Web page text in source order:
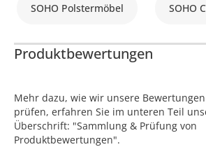
SOHO Polstermöbel SOHO
Produktbewertungen
Mehr dazu, wie wir unsere
prüfen, erfahren Sie im unteren Teil
Überschrift: "Sammlung & Prüfung von
Produktbewertungen".